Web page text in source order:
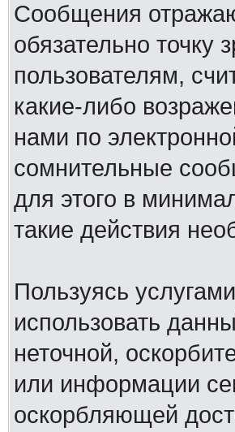
Сообщения
обязательно
пользователям,
какие-либо
нами по
сомнительные
для этого в
такие действия
Пользуясь
использовать
неточной,
или информации
оскорбляющей